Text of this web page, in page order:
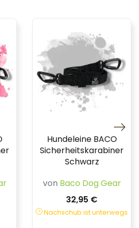
Hundeleine BACO
Sicherheitskarabiner
Schwarz
von Baco Dog Gear
32,95 €
Nachschub ist unterwegs